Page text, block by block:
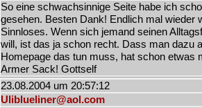
So eine schwachsinnige Seite habe ich
gesehen. Besten Dank! Endlich mal wieder
Sinnloses. Wenn sich jemand seinen
will, ist das ja schon recht. Dass man dazu
Homepage das tun muss, hat schon etwas
Armer Sack! Gottself
23.08.2004 um 20:57:12
Uliblueliner@aol.com